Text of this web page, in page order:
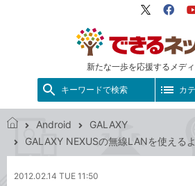
新たな一歩を応援するメデ
X（旧
キーワードで検索 カ
で
ネ
Android
GALAXY
GALAXY NEXUSの無線LANを使える
2012.02.14 TUE 11:50